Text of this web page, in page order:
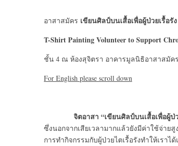
อาสาสมัคร เขียนศิลป์บนเสื้อเพื่อผู้ป่วยเรื้อรัง
T-Shirt Painting Volunteer to Support
ชั้น 4 ณ ห้องสุจิตรา อาคารมูลนิธิอาสาสมัค
For English please scroll down
จิตอาสา “เขียนศิลป์บนเสื้อเพื่อผู้ป่ว
ซึ่งนอกจากเสียเวลามากแล้วยังมีค่าใช้จ่าย
การทำกิจกรรมกับผู้ป่วยไตเรื้อรังทำให้เรา